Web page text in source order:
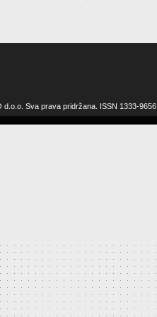
Sva prava pridržana. ISSN 1333-9656